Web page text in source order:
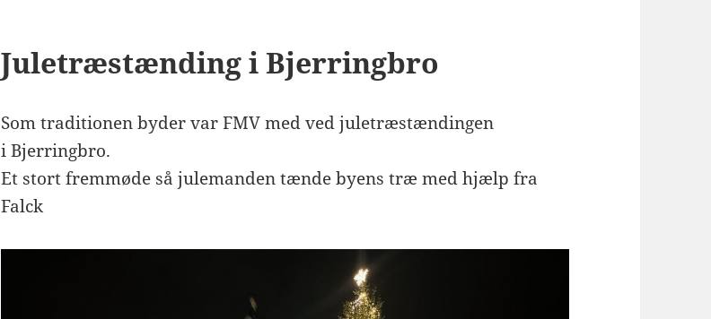
Juletræstænding i Bjerringbro
Som traditionen byder var FMV med ved juletræstændingen
i Bjerringbro.
Et stort fremmøde så julemanden tænde byens træ med hjælp fra
Falck